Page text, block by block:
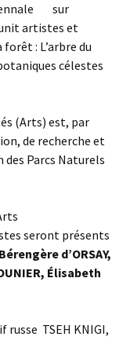
sur
artistes et
: L’arbre du
célestes
(Arts) est, par
de recherche et
des Parcs Naturels
seront présents
d’ORSAY,
Élisabeth
TSEH KNIGI,